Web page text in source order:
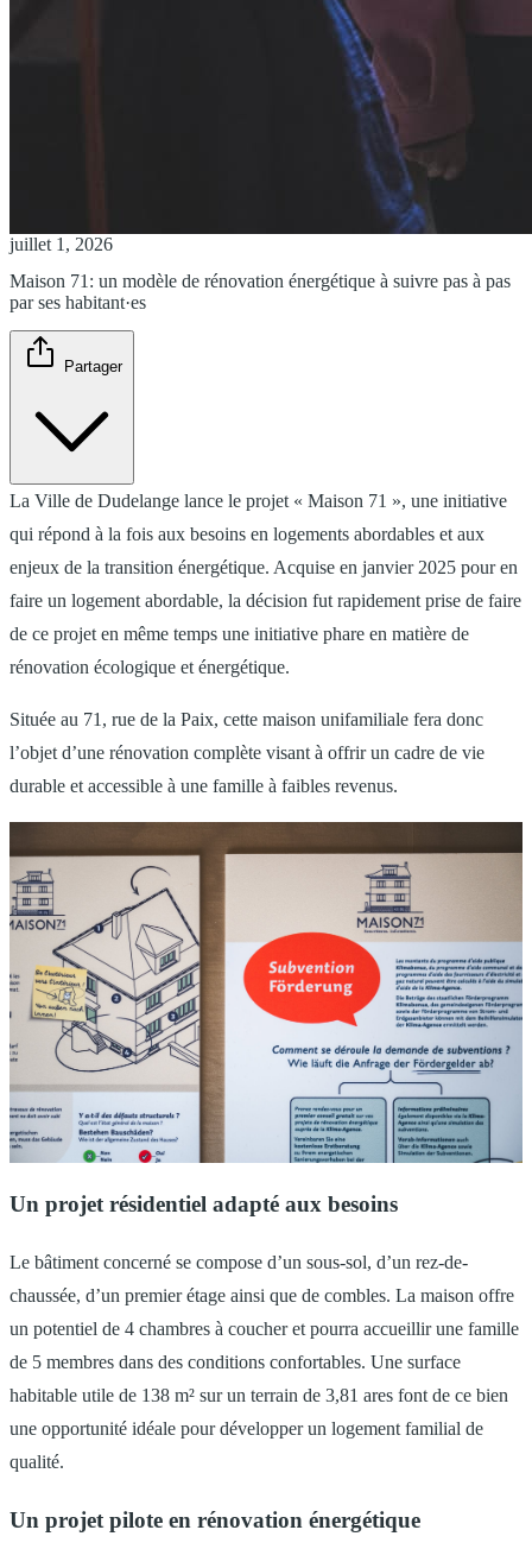
juillet 1, 2026
Maison 71: un modèle de rénovation énergétique à suivre pas à pas
par ses habitant·es
Partager
La Ville de Dudelange lance le projet « Maison 71 », une initiative
qui répond à la fois aux besoins en logements abordables et aux
enjeux de la transition énergétique. Acquise en janvier 2025 pour en
faire un logement abordable, la décision fut rapidement prise de faire
de ce projet en même temps une initiative phare en matière de
rénovation écologique et énergétique.
Située au 71, rue de la Paix, cette maison unifamiliale fera donc
l’objet d’une rénovation complète visant à offrir un cadre de vie
durable et accessible à une famille à faibles revenus.
Un projet résidentiel adapté aux besoins
Le bâtiment concerné se compose d’un sous-sol, d’un rez-de-
chaussée, d’un premier étage ainsi que de combles. La maison offre
un potentiel de 4 chambres à coucher et pourra accueillir une famille
de 5 membres dans des conditions confortables. Une surface
habitable utile de 138 m² sur un terrain de 3,81 ares font de ce bien
une opportunité idéale pour développer un logement familial de
qualité.
Un projet pilote en rénovation énergétique